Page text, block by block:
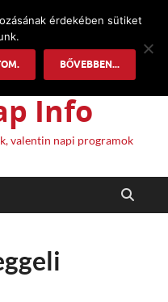
Info
valentin napi programok
érdekében sütiket
BŐVEBBEN...